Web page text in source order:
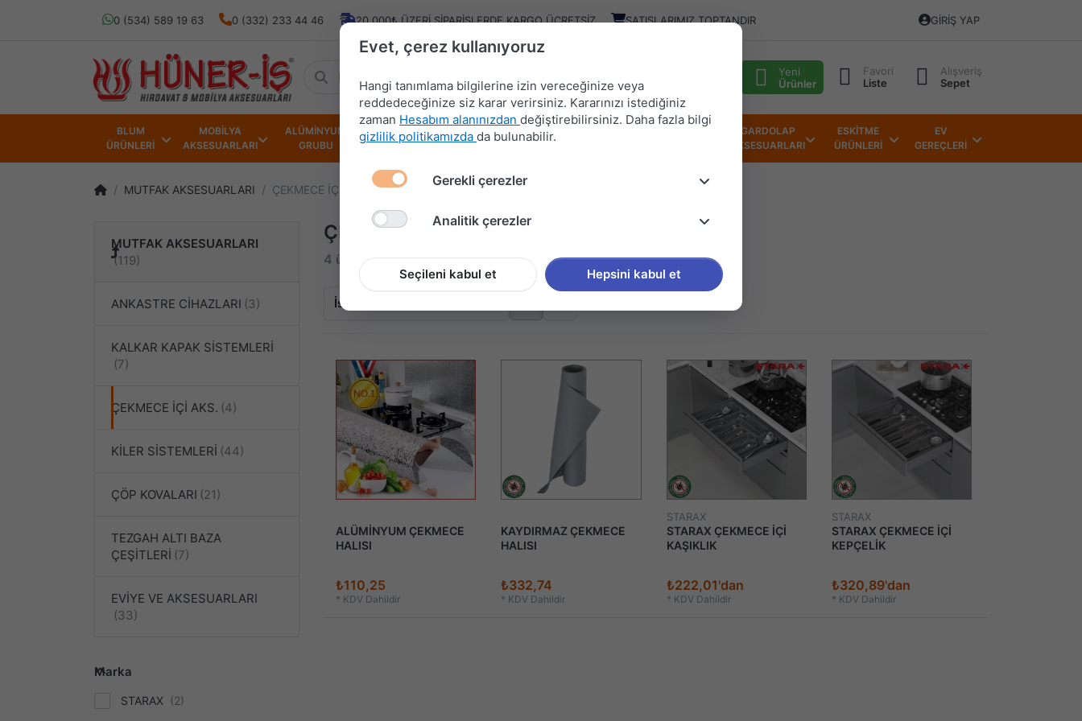
0 (534) 589 19 63 0 (332) 233 44 46 20.000₺ ÜZERI SIPARIŞLERDE KARGO ÜCRETSIZ SATIŞLARIMIZ TOPTANDIR GIRIŞ YAP
Yeni
Ürünler
Favori
Liste
Alışveriş
Sepet
BLUM
ÜRÜNLERİ
MOBİLYA
AKSESUARLARI
ALÜMİNYUM
GRUBU
HIRDAVAT
MALZEMELERİ
MUTFAK
AKSESUARLARI
GARDOLAP
AKSESUARLARI
ESKİTME
ÜRÜNLERİ
EV
GEREÇLERİ
MUTFAK AKSESUARLARI ÇEKMECE İÇİ AKS.
MUTFAK AKSESUARLARI
ANKASTRE CİHAZLARI
KALKAR KAPAK SİSTEMLERİ
ÇEKMECE İÇİ AKS.
KİLER SİSTEMLERİ
ÇÖP KOVALARI
TEZGAH ALTI BAZA
ÇEŞİTLERİ
EVİYE VE AKSESUARLARI
Marka
STARAX
ÇEKMECE İÇİ AKS.
4 ürün gösteriliyor
İsim: A'dan Z'ye
ALÜMİNYUM ÇEKMECE
HALISI
₺110,25
* KDV Dahildir
KAYDIRMAZ ÇEKMECE
HALISI
₺332,74
* KDV Dahildir
STARAX
STARAX ÇEKMECE İÇİ
KAŞIKLIK
₺222,01'dan
* KDV Dahildir
STARAX
STARAX ÇEKMECE İÇİ
KEPÇELİK
₺320,89'dan
* KDV Dahildir
Evet, çerez kullanıyoruz
Hangi tanımlama bilgilerine izin vereceğinize veya
reddedeceğinize siz karar verirsiniz. Kararınızı istediğiniz
zaman Hesabım alanınızdan değiştirebilirsiniz. Daha fazla bilgi
gizlilik politikamızda da bulunabilir.
Gerekli çerezler
Analitik çerezler
Seçileni kabul et Hepsini kabul et